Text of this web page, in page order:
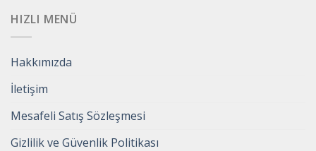
HIZLI MENÜ
Hakkımızda
İletişim
Mesafeli Satış Sözleşmesi
Gizlilik ve Güvenlik Politikası